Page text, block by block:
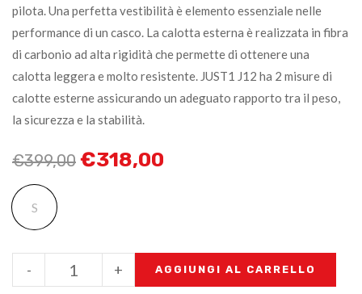
pilota. Una perfetta vestibilità è elemento essenziale nelle
performance di un casco. La calotta esterna è realizzata in fibra
di carbonio ad alta rigidità che permette di ottenere una
calotta leggera e molto resistente. JUST1 J12 ha 2 misure di
calotte esterne assicurando un adeguato rapporto tra il peso,
la sicurezza e la stabilità.
€399,00 €318,00
S
+
- AGGIUNGI AL CARRELLO